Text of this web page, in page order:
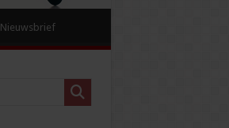
Nieuwsbrief